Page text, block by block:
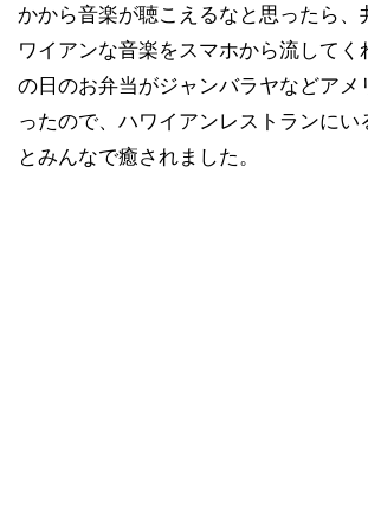
かから音楽が聴こえるなと思ったら、
ワイアンな音楽をスマホから流してく
の日のお弁当がジャンバラヤなどアメ
ったので、ハワイアンレストランにい
とみんなで癒されました。